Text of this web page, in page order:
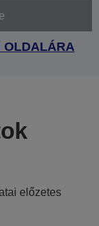
OLDALÁRA
előzetes